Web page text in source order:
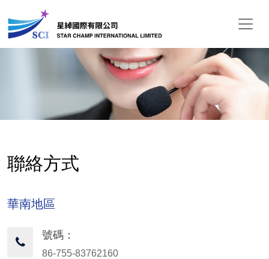
聯絡方式
華南地區
號碼：
86-755-83762160